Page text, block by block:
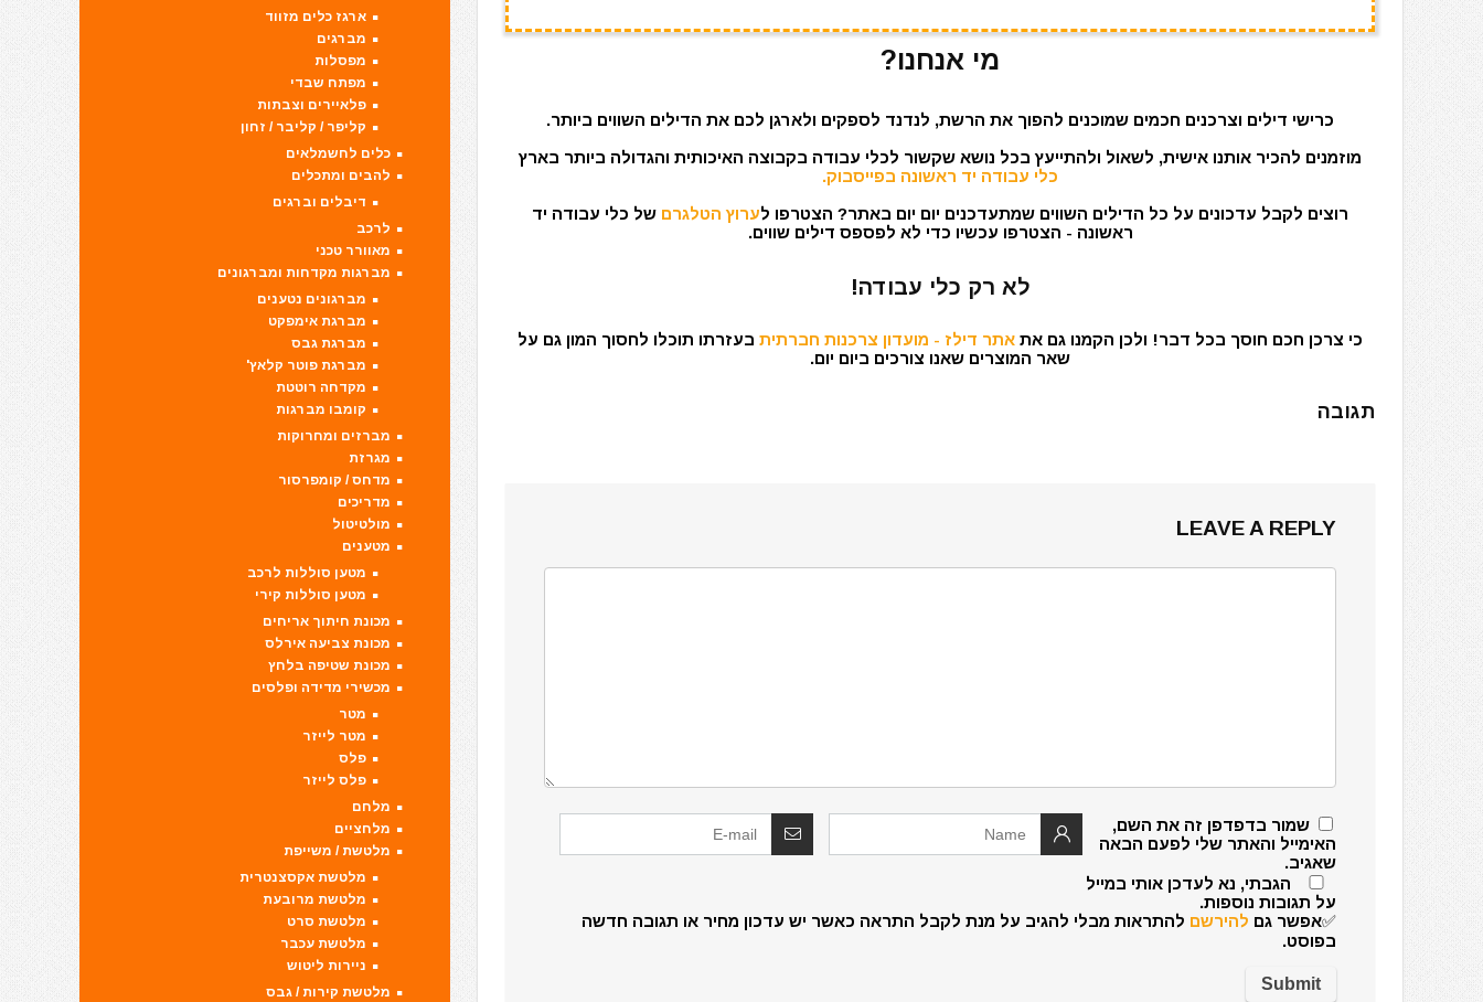
מי אנחנו?
כרישי דילים וצרכנים חכמים שמוכנים להפוך את הרשת, לנדנד לספקים ולארגן לכם את הדילים השווים ביותר.
מוזמנים להכיר אותנו אישית, לשאול ולהתייעץ בכל נושא שקשור לכלי עבודה בקבוצה האיכותית והגדולה ביותר בארץ
כלי עבודה יד ראשונה בפייסבוק.
רוצים לקבל עדכונים על כל הדילים השווים שמתעדכנים יום יום באתר? הצטרפו לערוץ הטלגרם של כלי עבודה יד
ראשונה - הצטרפו עכשיו כדי לא לפספס דילים שווים.
לא רק כלי עבודה!
כי צרכן חכם חוסך בכל דבר! ולכן הקמנו גם את אתר דילז - מועדון צרכנות חברתית בעזרתו תוכלו לחסוך המון גם על
שאר המוצרים שאנו צורכים ביום יום.
תגובה
LEAVE A REPLY
שמור בדפדפן זה את השם,
האימייל והאתר שלי לפעם הבאה
שאגיב.
הגבתי, נא לעדכן אותי במייל
על תגובות נוספות.
✅אפשר גם להירשם להתראות מבלי להגיב על מנת לקבל התראה כאשר יש עדכון מחיר או תגובה חדשה
בפוסט.
ארגז כלים מזווד
מברגים
מפסלות
מפתח שבדי
פלאיירים וצבתות
קליפר / קליבר / זחון
כלים לחשמלאים
להבים ומתכלים
דיבלים וברגים
לרכב
מאוורר טכני
מברגות מקדחות ומברגונים
מברגונים נטענים
מברגת אימפקט
מברגת גבס
מברגת פוטר קלאץ'
מקדחה רוטטת
קומבו מברגות
מברזים ומחרוקות
מגרזת
מדחס / קומפרסור
מדריכים
מולטיטול
מטענים
מטען סוללות לרכב
מטען סוללות קירי
מכונת חיתוך אריחים
מכונת צביעה אירלס
מכונת שטיפה בלחץ
מכשירי מדידה ופלסים
מטר
מטר לייזר
פלס
פלס לייזר
מלחם
מלחציים
מלטשת / משייפת
מלטשת אקסצנטרית
מלטשת מרובעת
מלטשת סרט
מלטשת עכבר
ניירות ליטוש
מלטשת קירות / גבס